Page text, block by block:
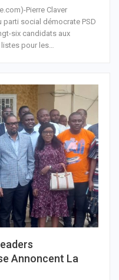
Pierre Claver
parti social démocrate PSD
six candidats aux
pour les…
Annoncent La